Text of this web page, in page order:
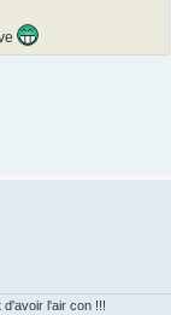
l'air con !!!